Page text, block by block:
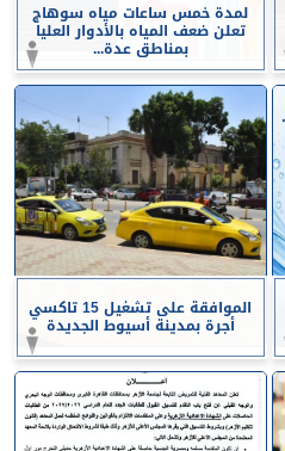
لمدة خمس ساعات مياه سوهاج
تعلن ضعف المياه بالأدوار العليا
بمناطق عدة...
الموافقة على تشغيل 15 تاكسي
أجرة بمدينة أسيوط الجديدة